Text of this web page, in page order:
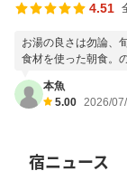
4.51
お湯の良さは勿論、
食材を使った朝食。
本魚
5.00 2026/
宿ニュース